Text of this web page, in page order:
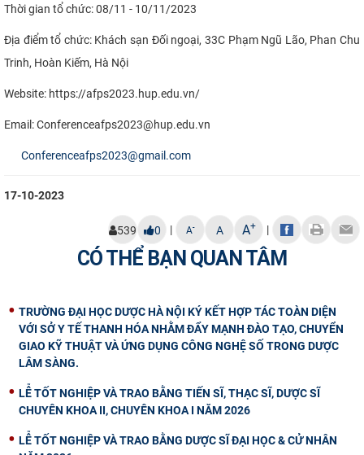
Thời gian tổ chức: 08/11 - 10/11/2023
Địa điểm tổ chức: Khách sạn Đối ngoại, 33C Phạm Ngũ Lão, Phan Chu
Trinh, Hoàn Kiếm, Hà Nội
Website: https://afps2023.hup.edu.vn/
Email: Conferenceafps2023@hup.edu.vn
Conferenceafps2023@gmail.com
17-10-2023
539 0 | A- A A+ |
CÓ THỂ BẠN QUAN TÂM
TRƯỜNG ĐẠI HỌC DƯỢC HÀ NỘI KÝ KẾT HỢP TÁC TOÀN DIỆN
VỚI SỞ Y TẾ THANH HÓA NHẰM ĐẨY MẠNH ĐÀO TẠO, CHUYỂN
GIAO KỸ THUẬT VÀ ỨNG DỤNG CÔNG NGHỆ SỐ TRONG DƯỢC
LÂM SÀNG.
LỄ TỐT NGHIỆP VÀ TRAO BẰNG TIẾN SĨ, THẠC SĨ, DƯỢC SĨ
CHUYÊN KHOA II, CHUYÊN KHOA I NĂM 2026
LỄ TỐT NGHIỆP VÀ TRAO BẰNG DƯỢC SĨ ĐẠI HỌC & CỬ NHÂN